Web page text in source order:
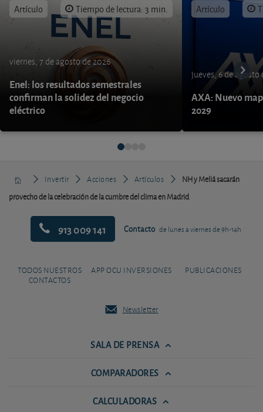
Artículo Tiempo de lectura: 3 min.
viernes, 7 de agosto de 2026
Enel: los resultados semestrales
confirman la solidez del negocio
eléctrico
Artículo
jueves, 6 de agosto
AXA: Nuevo
2029
Invertir Acciones Artículos
NH y Meliá sacarán
provecho de la celebración de la cumbre del clima en Madrid
913 009 141 Contacto de lunes a viernes de 9h-14h
TODOS NUESTROS
CONTACTOS
APP OCU INVERSIONES PUBLICACIONES
Newsletter
SALA DE PRENSA
COMPARADORES
CALCULADORAS